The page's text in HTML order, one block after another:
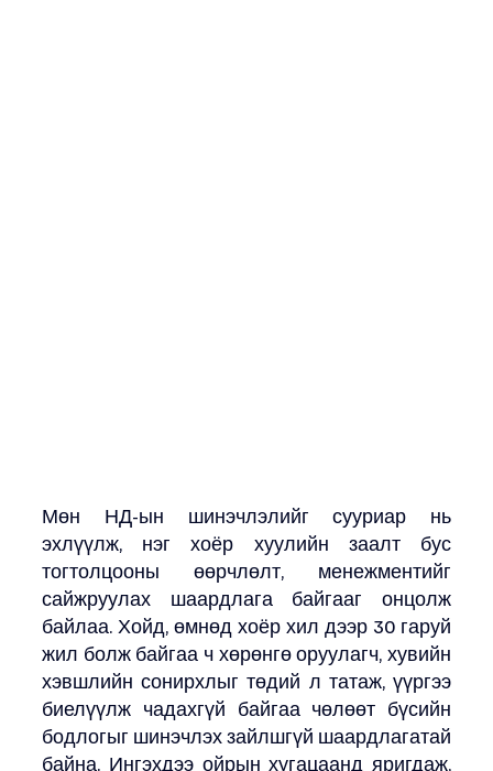
Мөн НД-ын шинэчлэлийг сууриар нь
эхлүүлж, нэг хоёр хуулийн заалт бус
тогтолцооны өөрчлөлт, менежментийг
сайжруулах шаардлага байгааг онцолж
байлаа. Хойд, өмнөд хоёр хил дээр 30 гаруй
жил болж байгаа ч хөрөнгө оруулагч, хувийн
хэвшлийн сонирхлыг төдий л татаж, үүргээ
биелүүлж чадахгүй байгаа чөлөөт бүсийн
бодлогыг шинэчлэх зайлшгүй шаардлагатай
байна. Ингэхдээ ойрын хугацаанд яригдаж,